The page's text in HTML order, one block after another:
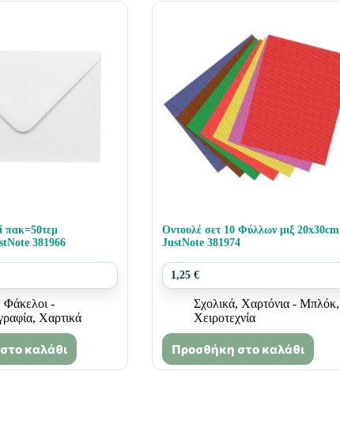
πακ=50τεμ
381966
Φάκελοι -
, Χαρτικά
καλάθι
Οντουλέ σετ 10 Φύλλων μιξ 20x30cm
JustNote 381974
1,25 €
Σχολικά, Χαρτόνια - Μπλόκ,
Χειροτεχνία
Προσθήκη στο καλάθι